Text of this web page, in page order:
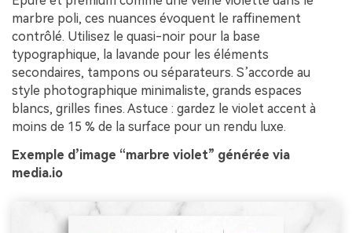
marbre poli, ces nuances évoquent le raffinement
contrôlé. Utilisez le quasi-noir pour la base
typographique, la lavande pour les éléments
secondaires, tampons ou séparateurs. S’accorde au
style photographique minimaliste, grands espaces
blancs, grilles fines. Astuce : gardez le violet accent à
moins de 15 % de la surface pour un rendu luxe.
Exemple d’image “marbre violet” générée via
media.io